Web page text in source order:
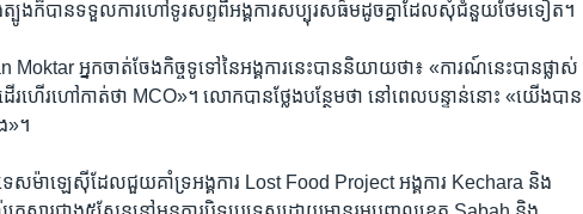
បូងក៏​បាន​ទទួល​ការ​ហៅ​ទូរសព្ទ​ពី​អង្គការ​សប្បុរស​ធ៌មដូចគ្នាដែល​សុំ​ជំនួយ​ថែម​ទៀត។
អ្នក​ចាត់​ចែង​កិច្ច​ទូទៅ​នៃ​អង្គការ​នេះបាននិយាយ​ថា៖ «​ការណ៍​នេះបាន​ផ្លាស់​
ដើរ​ហើរហៅកាត់​ថា MCO»។ លោក​បានថ្លែង​បន្ថែមថា ​នៅ​ពេល​បន្ទាន់​នោះ «យើង​បាន​
»។​
េស​ម៉ាឡេស៊ី​ដែល​ជួយ​គាំទ្រអង្គការ Lost Food Project ​អង្គការ​ Kechara និង​